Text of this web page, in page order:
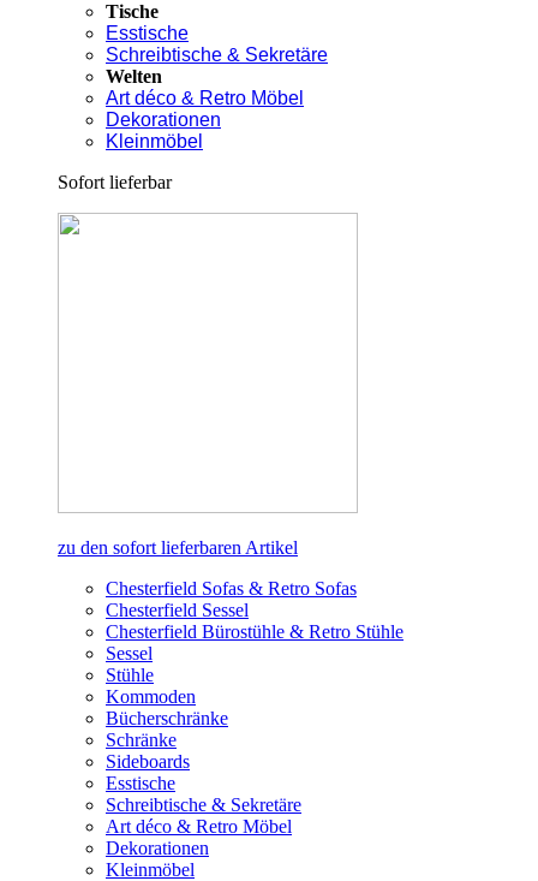
Tische
Esstische
Schreibtische & Sekretäre
Welten
Art déco & Retro Möbel
Dekorationen
Kleinmöbel
Sofort lieferbar
zu den sofort lieferbaren Artikel
Chesterfield Sofas & Retro Sofas
Chesterfield Sessel
Chesterfield Bürostühle & Retro Stühle
Sessel
Stühle
Kommoden
Bücherschränke
Schränke
Sideboards
Esstische
Schreibtische & Sekretäre
Art déco & Retro Möbel
Dekorationen
Kleinmöbel